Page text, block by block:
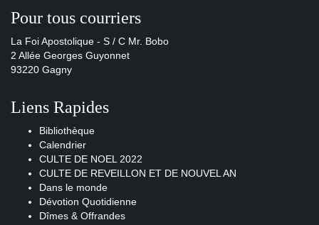
Pour tous courriers
La Foi Apostolique - S / C Mr. Bobo
2 Allée Georges Guyonnet
93220 Gagny
Liens Rapides
Bibliothèque
Calendrier
CULTE DE NOEL 2022
CULTE DE REVEILLON ET DE NOUVEL AN
Dans le monde
Dévotion Quotidienne
Dîmes & Offrandes